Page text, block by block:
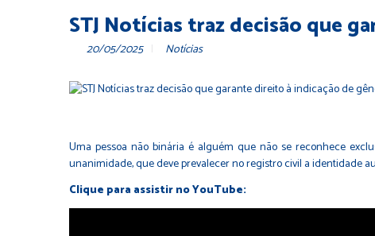
STJ Notícias traz decisão que
20/05/2025 Notícias
Uma pessoa não binária é alguém que não se reconhece
unanimidade, que deve prevalecer no registro civil a identidade
Clique para assistir no YouTube: